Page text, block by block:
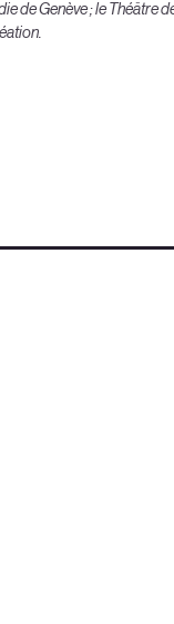
de Genève ; le Théâtre